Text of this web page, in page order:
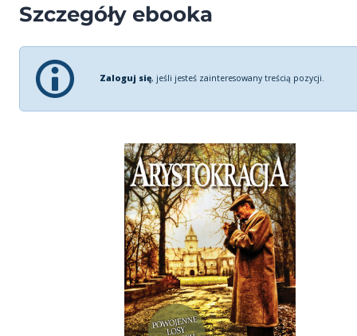
Szczegóły ebooka
Zaloguj się, jeśli jesteś zainteresowany treścią pozycji.